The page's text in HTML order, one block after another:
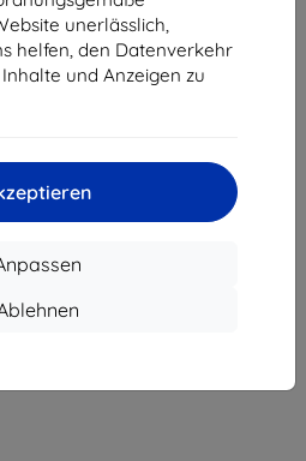
unerlässlich,
helfen, den Datenverkehr
und Anzeigen zu